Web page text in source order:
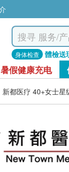
身体检查 體檢送
暑假健康充电
新都医疗 40+女士星